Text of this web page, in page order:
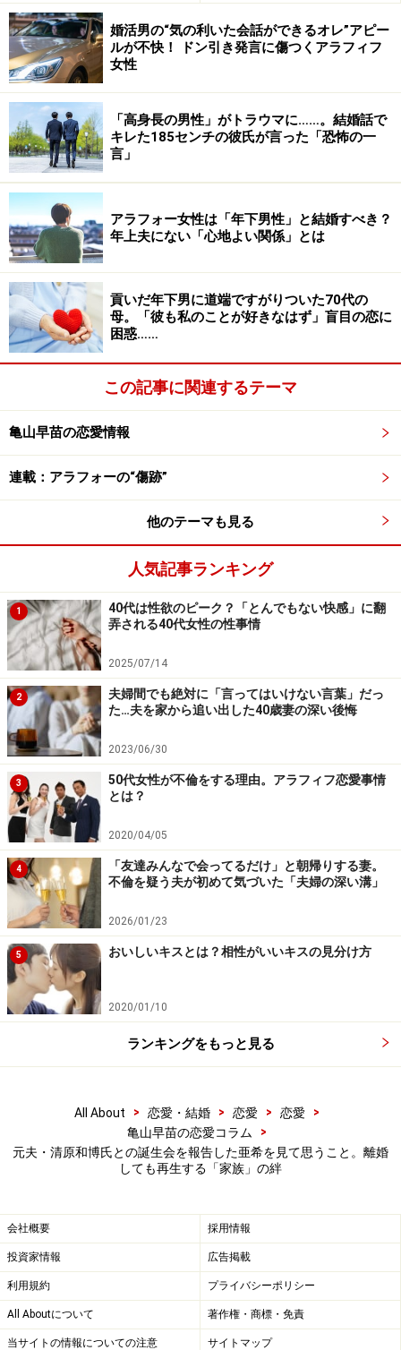
と娘から聞きました」
娘にとってはただ一人の父親
当時はショックだったとケイコさんは言う。必死に働い
て育ててきたのは自分なのに、元夫は今さら父親面して
娘をたぶらかそうとしている。そんなふうに思ってい
た。これからもお父さんに会っていいかと娘に聞かれた
とき、本当は「ダメ」と言いたかった。
「でも、そこで気付いたんです。私にとっては裏切り者
のダメ夫だけど、娘にとってはたった一人の父親なんだ
と。私の父からもそう言われて、少し考え方を変えまし
た。元夫はずっと独身で、娘が私立高校に入るなら費用
は自分が出すと言っていたと聞いて、父親らしいことを
させてもいいかと。苦渋の決断でしたけどね」
娘には自由に会っていいけど、会うときは前もって知ら
せることを約束させた。一方で、ケイコさん自身は会う
つもりはなかった。
望の大学にも合格した。大学の初年度費用も元夫が全額
家族3人で食事をすることに
「今度、3人でごはんを食べようとお父さんが言うんだ
けどと、娘が遠慮がちに言ったのが去年の春。元夫は娘
に手紙を持たせました。それを読むと、真摯（しんし）
に反省しているみたいだったし、娘に会わせてもらえる
ようになってから生きる張り合いが出たって。1度だけ
でいい、会ってほしいと書かれていたので、渋々ながら
出掛けました」
28歳で結婚する前は5年も付き合っていた2人だ。同じ大
学での友人だったから、知り合ってから結婚するまで9
年、結婚してから5年、14年もの間、ともに生きた人だ
った。離婚してから、ほぼ同じような期間を、ケイコさ
んは娘のためだけに生きてきた。
「娘が大学生になって少し肩の荷が下りたと同時に、こ
れだけの時間がたったのだから再会してみてもいいかな
元夫の顔を見て老けたなと思った。彼もそう思っている
だろうと察したが、娘が席を外したとき「苦労かけた。
申し訳なかった」と夫は手をついて謝った。
「もういいわよ。逆に娘の成長過程を見せてあげなくて
ごめんと私も言いました。素直にそういう言葉が出てき
た。目が合って少し微笑み合ったとき、若い頃の自分は
この人が大好きだったなと自然と思い出しました」
婚活男の“気の利いた会話ができるオレ”アピー
ルが不快！ ドン引き発言に傷つくアラフィフ
女性
「高身長の男性」がトラウマに……。結婚話で
キレた185センチの彼氏が言った「恐怖の一
言」
アラフォー女性は「年下男性」と結婚すべき？
年上夫にない「心地よい関係」とは
貢いだ年下男に道端ですがりついた70代の
母。「彼も私のことが好きなはず」盲目の恋に
困惑……
この記事に関連するテーマ
亀山早苗の恋愛情報
連載：アラフォーの“傷跡”
他のテーマも見る
人気記事ランキング
1
40代は性欲のピーク？「とんでもない快感」に翻
弄される40代女性の性事情
2025/07/14
2
夫婦間でも絶対に「言ってはいけない言葉」だっ
た…夫を家から追い出した40歳妻の深い後悔
2023/06/30
3
50代女性が不倫をする理由。アラフィフ恋愛事情
とは？
2020/04/05
4
「友達みんなで会ってるだけ」と朝帰りする妻。
不倫を疑う夫が初めて気づいた「夫婦の深い溝」
2026/01/23
5 おいしいキスとは？相性がいいキスの見分け方
2020/01/10
ランキングをもっと見る
All About > 恋愛・結婚 > 恋愛 > 恋愛
>
亀山早苗の恋愛コラム
>
元夫・清原和博氏との誕生会を報告した亜希を見て思うこと。離婚
しても再生する「家族」の絆
会社概要 採用情報
投資家情報 広告掲載
利用規約 プライバシーポリシー
All Aboutについて 著作権・商標・免責
当サイトの情報についての注意 サイトマップ